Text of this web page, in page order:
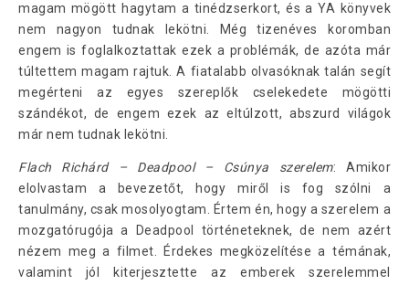
magam mögött hagytam a tinédzserkort, és a YA könyvek
nem nagyon tudnak lekötni. Még tizenéves koromban
engem is foglalkoztattak ezek a problémák, de azóta már
túltettem magam rajtuk. A fiatalabb olvasóknak talán segít
megérteni az egyes szereplők cselekedete mögötti
szándékot, de engem ezek az eltúlzott, abszurd világok
már nem tudnak lekötni.
Flach Richárd – Deadpool – Csúnya szerelem: Amikor
elolvastam a bevezetőt, hogy miről is fog szólni a
tanulmány, csak mosolyogtam. Értem én, hogy a szerelem a
mozgatórugója a Deadpool történeteknek, de nem azért
nézem meg a filmet. Érdekes megközelítése a témának,
valamint jól kiterjesztette az emberek szerelemmel